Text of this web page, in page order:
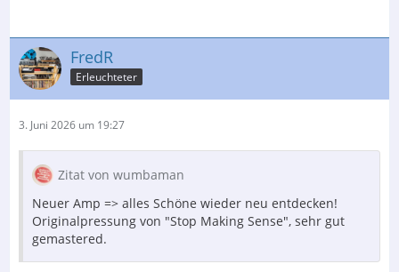
FredR
Erleuchteter
3. Juni 2026 um 19:27
Zitat von wumbaman
Neuer Amp => alles Schöne wieder neu entdecken!
Originalpressung von "Stop Making Sense", sehr gut
gemastered.